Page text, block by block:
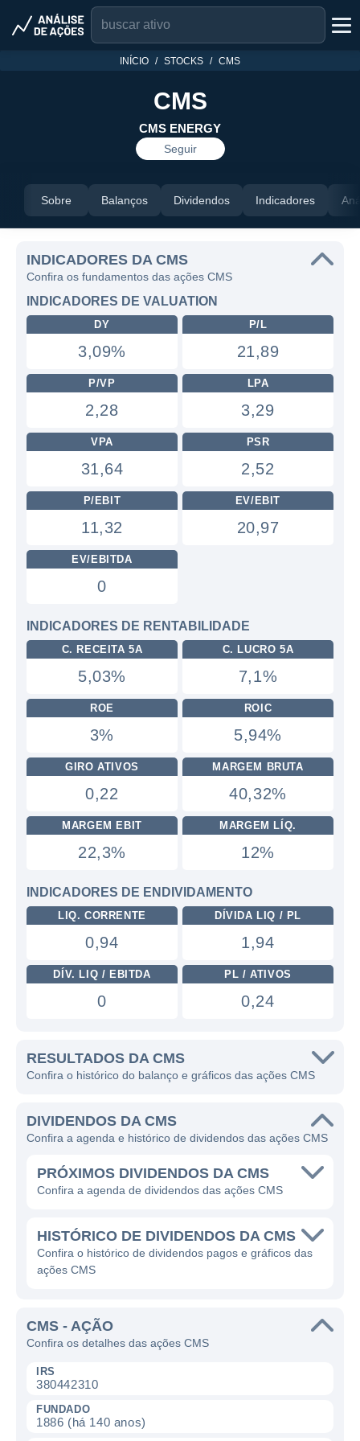
INÍCIO STOCKS CMS
CMS
CMS ENERGY
Seguir
Sobre Balanços Dividendos Indicadores
INDICADORES DA CMS
Confira os fundamentos das ações CMS
INDICADORES DE VALUATION
DY
3,09%
P/L
21,89
P/VP
2,28
LPA
3,29
VPA
31,64
PSR
2,52
P/EBIT
11,32
EV/EBIT
20,97
EV/EBITDA
0
INDICADORES DE RENTABILIDADE
C. RECEITA 5A
5,03%
C. LUCRO 5A
7,1%
ROE
3%
ROIC
5,94%
GIRO ATIVOS
0,22
MARGEM BRUTA
40,32%
MARGEM EBIT
22,3%
MARGEM LÍQ.
12%
INDICADORES DE ENDIVIDAMENTO
LIQ. CORRENTE
0,94
DÍVIDA LIQ / PL
1,94
DÍV. LIQ / EBITDA
0
PL / ATIVOS
0,24
RESULTADOS DA CMS
Confira o histórico do balanço e gráficos das ações CMS
DIVIDENDOS DA CMS
Confira a agenda e histórico de dividendos das ações CMS
PRÓXIMOS DIVIDENDOS DA CMS
Confira a agenda de dividendos das ações CMS
HISTÓRICO DE DIVIDENDOS DA CMS
Confira o histórico de dividendos pagos e gráficos das
ações CMS
CMS - AÇÃO
Confira os detalhes das ações CMS
IRS
380442310
FUNDADO
1886 (há 140 anos)